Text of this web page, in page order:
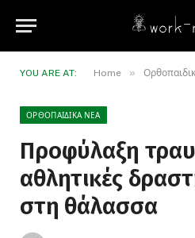
YOU ARE AT: Home »
ΟΡΘΟΠΑΙΔΙΚΆ ΝΈΑ
Προφύλαξη
αθλητικές
στη θάλασσα